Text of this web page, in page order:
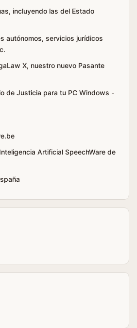
incluyendo las del Estado
autónomos, servicios jurídicos
X, nuestro nuevo Pasante
de Justicia para tu PC Windows -
Artificial SpeechWare de